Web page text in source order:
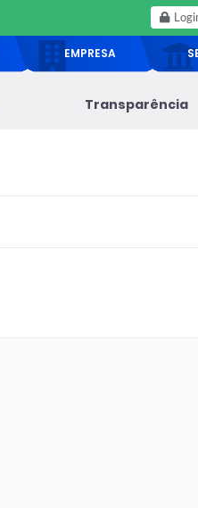
EMPRESA
Transparência